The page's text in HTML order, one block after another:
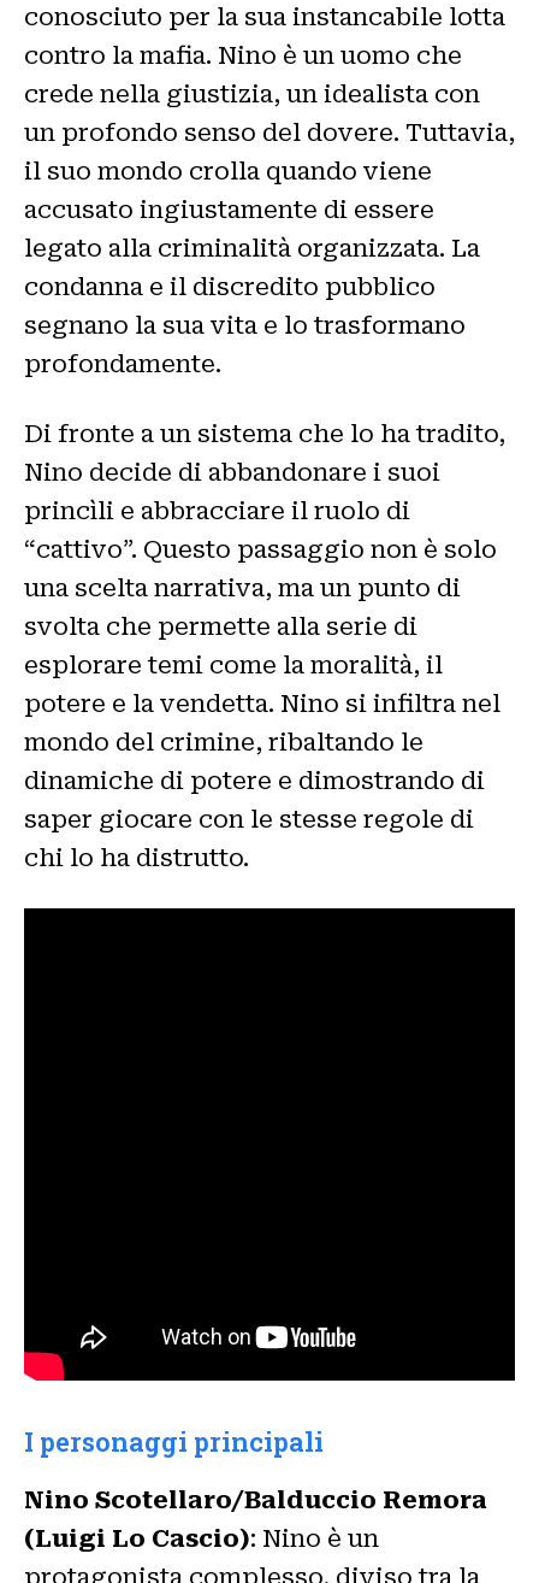
conosciuto per la sua instancabile lotta
contro la mafia. Nino è un uomo che
crede nella giustizia, un idealista con
un profondo senso del dovere. Tuttavia,
il suo mondo crolla quando viene
accusato ingiustamente di essere
legato alla criminalità organizzata. La
condanna e il discredito pubblico
segnano la sua vita e lo trasformano
profondamente.
Di fronte a un sistema che lo ha tradito,
Nino decide di abbandonare i suoi
princìli e abbracciare il ruolo di
“cattivo”. Questo passaggio non è solo
una scelta narrativa, ma un punto di
svolta che permette alla serie di
esplorare temi come la moralità, il
potere e la vendetta. Nino si infiltra nel
mondo del crimine, ribaltando le
dinamiche di potere e dimostrando di
saper giocare con le stesse regole di
chi lo ha distrutto.
I personaggi principali
Nino Scotellaro/Balduccio Remora
(Luigi Lo Cascio): Nino è un
protagonista complesso, diviso tra la